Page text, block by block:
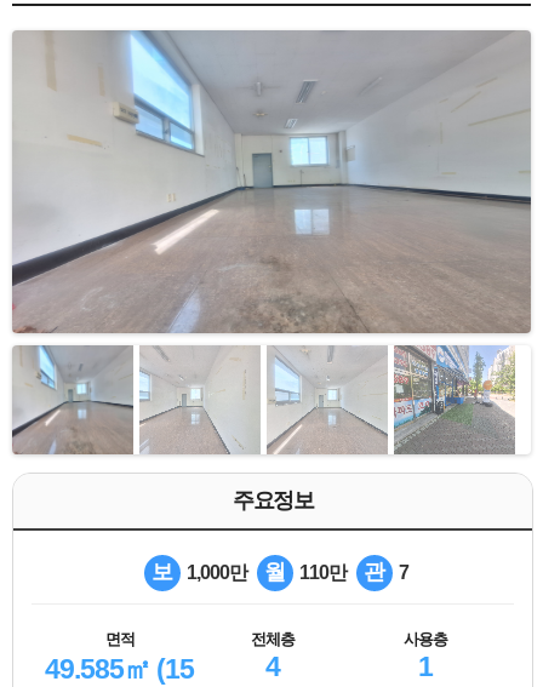
주요정보
보 1,000만 월 110만 관 7
면적
49.585㎡ (15
전체층
4
사용층
1